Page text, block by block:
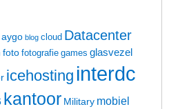
aygo blog cloud Datacenter
foto fotografie games glasvezel
icehosting interdc
kantoor Military mobiel